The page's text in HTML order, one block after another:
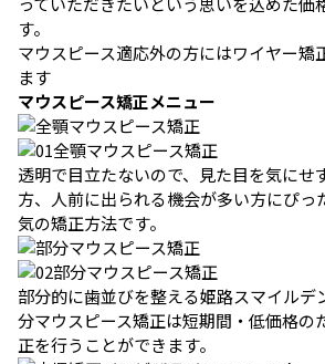
す。
マウスピース適応外の方にはワイヤー矯
ます
マウスピース矯正メニュー
全顎マウスピース矯正
透明で目立たないので、見た目を気にせ
方、人前に出られる機会が多い方にぴっ
気の矯正方法です。
部分マウスピース矯正
部分的に歯並びを整える姫路スマイルデ
分マウスピース矯正は短期間・低価格の
正を行うことができます。